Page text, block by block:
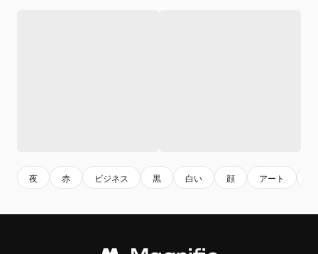
夜 赤 ビジネス 黒 白い 顔 アート